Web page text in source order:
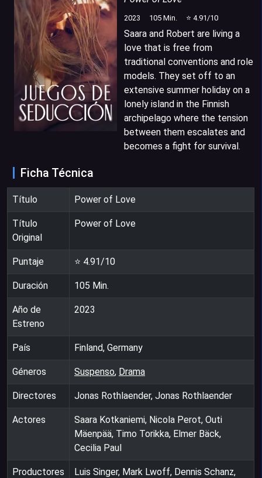
2023 105 Min. ⭐ 4.91 /10
Saara and Robert are living a
love that is free from
traditional conventions and role
models. They set off to an
extensive summer holiday on a
lonely island in the Finnish
archipelago where the tension
between them escalates and
becomes a fight for survival.
Ficha Técnica
Título Power of Love
Título
Original
Power of Love
Puntaje ⭐ 4.91/10
Duración 105 Min.
Año de
Estreno
2023
País Finland, Germany
Géneros Suspenso, Drama
Directores Jonas Rothlaender, Jonas Rothlaender
Actores
Saara Kotkaniemi, Nicola Perot, Outi
Mäenpää, Timo Torikka, Elmer Bäck,
Cecilia Paul
Productores
Luis Singer, Mark Lwoff, Dennis Schanz,